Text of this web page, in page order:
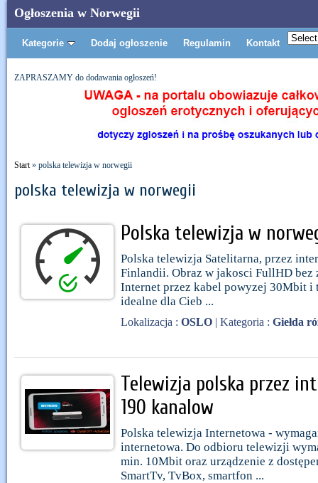
Ogłoszenia w Norwegii
Kategorie Dodaj ogłoszenie Regulamin Kontakt
ZAPRASZAMY do dodawania ogłoszeń!
Start» polska telewizja w norwegii
polska telewizja w norwegii
Polska telewizja w
Polska telewizja Satelitarna, przez
Finlandii. Obraz w jakosci FullHD bez
Internet przez kabel powyzej 30Mbit
idealne dla Cieb ...
Lokalizacja : OSLO | Kategoria : Giełda
Telewizja polska przez
190 kanalow
Polska telewizja Internetowa -
internetowa. Do odbioru telewizji
min. 10Mbit oraz urządzenie z
SmartTv, TvBox, smartfon ...